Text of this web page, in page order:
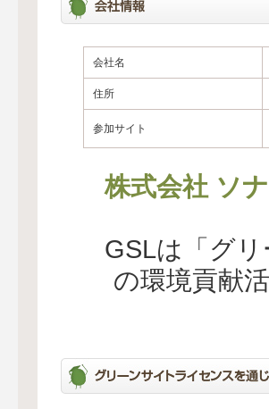
会社名
住所
参加サイト
株式会社 ソ
GSLは「グ
の環境貢献